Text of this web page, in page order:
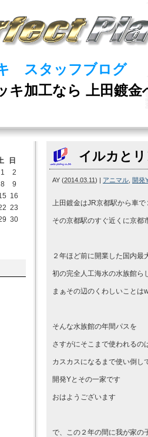
スタッフブログ
キ加工なら 上田鍍金
イルカと
AY (2014.03.11) | アニマル 開発
上田鍍金はJR京都駅から車
その京都駅のすぐ近くに京都
２年ほど前に開業した国内最
初の完全人工海水の水族館ら
まぁその辺のくわしいこと
そんな水族館の年間パスを
さすがにそこまで使われるの
カスカスになるまで使い倒し
開発Yとその一家です
おはようございます
で、この２年の間に我が家の
日
1
2
8
9
16
23
30